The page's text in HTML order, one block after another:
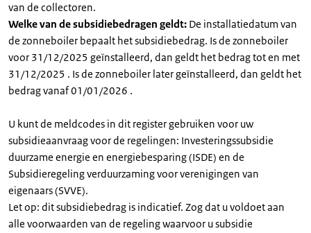
van de collectoren.
Welke van de subsidiebedragen geldt: De installatiedatum van
de zonneboiler bepaalt het subsidiebedrag. Is de zonneboiler
voor 31/12/2025 geïnstalleerd, dan geldt het bedrag tot en met
31/12/2025 . Is de zonneboiler later geïnstalleerd, dan geldt het
bedrag vanaf 01/01/2026 .
U kunt de meldcodes in dit register gebruiken voor uw
subsidieaanvraag voor de regelingen: Investeringssubsidie
duurzame energie en energiebesparing (ISDE) en de
Subsidieregeling verduurzaming voor verenigingen van
eigenaars (SVVE).
Let op: dit subsidiebedrag is indicatief. Zog dat u voldoet aan
alle voorwaarden van de regeling waarvoor u subsidie